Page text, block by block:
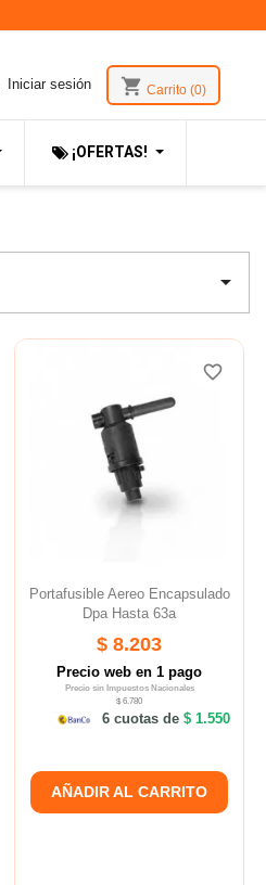
Iniciar sesión shopping_cart Carrito (0)
¡OFERTAS!

Portafusible Aereo Encapsulado
Dpa Hasta 63a
$ 8.203
Precio web en 1 pago
Precio sin Impuestos Nacionales
$ 6.780
6 cuotas de$ 1.550
AÑADIR AL CARRITO
favorite_border
favorite_border